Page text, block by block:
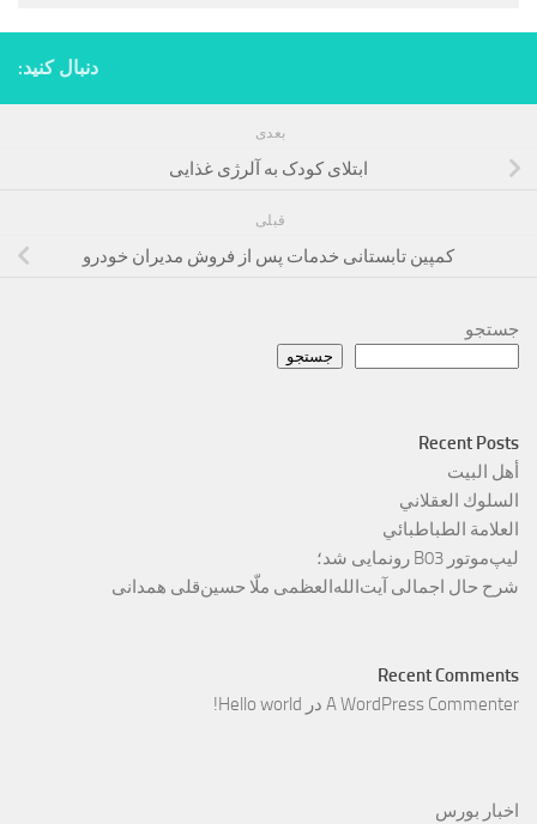
دنبال کنید:
بعدی
ابتلای کودک به آلرژی غذایی
قبلی
کمپین تابستانی خدمات پس از فروش مدیران خودرو
جستجو
جستجو
Recent Posts
أهل البيت
السلوك العقلاني
العلامة الطباطبائي
لیپ‌موتور B03 رونمایی شد؛
شرح حال اجمالی آیت‌الله‌العظمی ملّا حسین‌قلی همدانی
Recent Comments
A WordPress Commenter در Hello world!
اخبار بورس